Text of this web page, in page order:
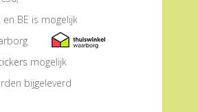
BE is mogelijk
mogelijk
bijgeleverd